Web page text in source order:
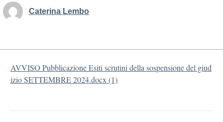
Caterina Lembo
AVVISO Pubblicazione Esiti scrutini della sospensione del giud
izio SETTEMBRE 2024.docx (1)